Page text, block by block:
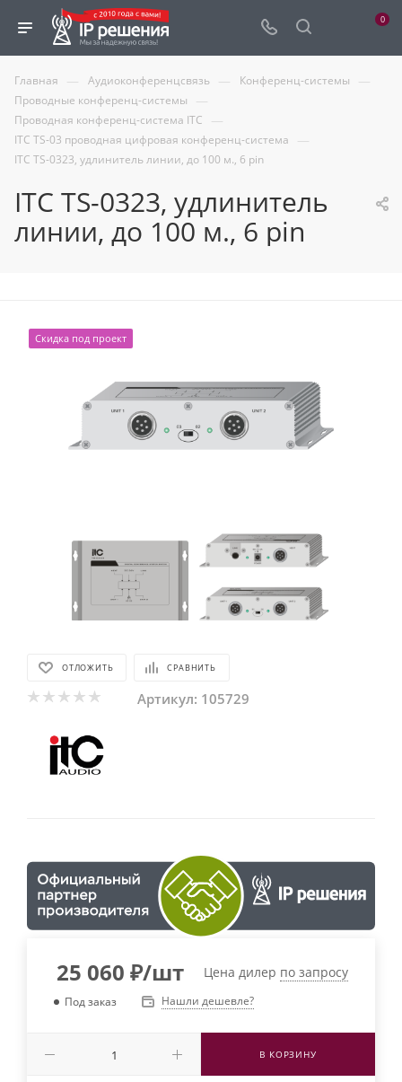
0
Главная — Аудиоконференцсвязь — Конференц-системы —
Проводные конференц-системы —
Проводная конференц-система ITC —
ITC TS-03 проводная цифровая конференц-система —
ITC TS-0323, удлинитель линии, до 100 м., 6 pin
ITC TS-0323, удлинитель
линии, до 100 м., 6 pin
Скидка под проект
ОТЛОЖИТЬ СРАВНИТЬ
Артикул: 105729
25 060 ₽/шт Цена дилер по запросу
Под заказ Нашли дешевле?
В КОРЗИНУ